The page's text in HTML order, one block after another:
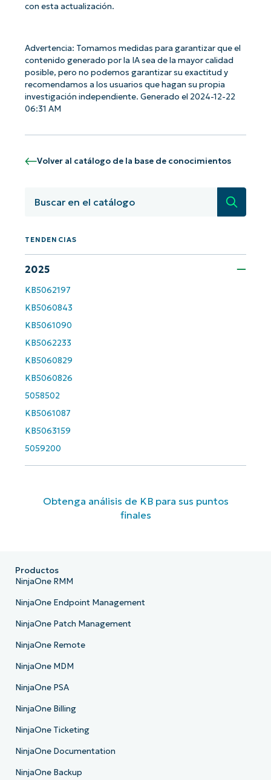
con esta actualización.
Advertencia: Tomamos medidas para garantizar que el
contenido generado por la IA sea de la mayor calidad
posible, pero no podemos garantizar su exactitud y
recomendamos a los usuarios que hagan su propia
investigación independiente. Generado el 2024-12-22
06:31 AM
Volver al catálogo de la base de conocimientos
TENDENCIAS
2025
KB5062197
KB5060843
KB5061090
KB5062233
KB5060829
KB5060826
5058502
KB5061087
KB5063159
5059200
Obtenga análisis de KB para sus puntos
finales
¡Empiece con los análisis de KB
basados en IA de NinjaOne!
First
email*
number*
País
name*
Productos
NinjaOne RMM
NinjaOne Endpoint Management
NinjaOne Patch Management
NinjaOne Remote
NinjaOne MDM
NinjaOne PSA
NinjaOne Billing
NinjaOne Ticketing
NinjaOne Documentation
NinjaOne Backup